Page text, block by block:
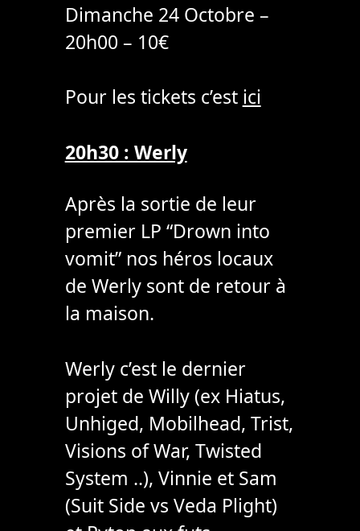
Dimanche 24 Octobre –
20h00 – 10€
Pour les tickets c’est ici
20h30 : Werly
Après la sortie de leur
premier LP “Drown into
vomit” nos héros locaux
de Werly sont de retour à
la maison.
Werly c’est le dernier
projet de Willy (ex Hiatus,
Unhiged, Mobilhead, Trist,
Visions of War, Twisted
System ..), Vinnie et Sam
(Suit Side vs Veda Plight)